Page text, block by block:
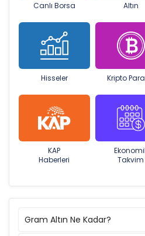
Canlı Borsa Altın
Hisseler Kripto
KAP
Haberleri
Takvim
Gram Altın Ne Kadar?